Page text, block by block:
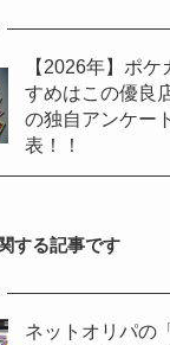
【2026年】ポ
すめはこの優良
の独自アンケー
表！！
する記事です
ネットオリパの